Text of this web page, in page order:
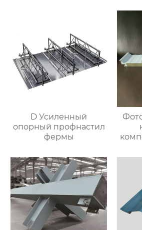
D Усиленный
опорный профнастил
фермы